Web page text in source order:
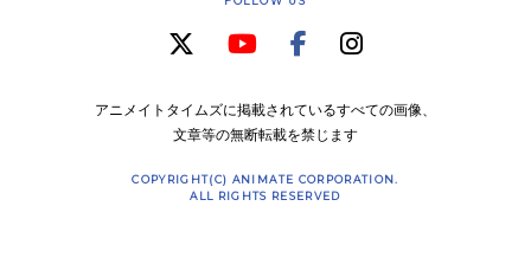
アニメイトタイムズに掲載されているすべての画像、
文章等の無断転載を禁じます
COPYRIGHT(C) ANIMATE CORPORATION.
ALL RIGHTS RESERVED